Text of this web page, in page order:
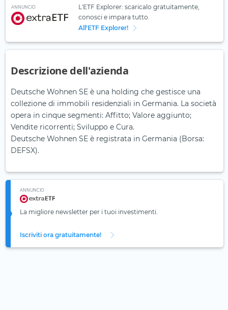
ANNUNCIO
L'ETF Explorer: scaricalo gratuitamente,
conosci e impara tutto.
All'ETF Explorer!
Descrizione dell'azienda
Deutsche Wohnen SE è una holding che gestisce una
collezione di immobili residenziali in Germania. La società
opera in cinque segmenti: Affitto; Valore aggiunto;
Vendite ricorrenti; Sviluppo e Cura.
Deutsche Wohnen SE è registrata in Germania (Borsa:
DEFSX).
ANNUNCIO
La migliore newsletter per i tuoi investimenti.
Iscriviti ora gratuitamente!